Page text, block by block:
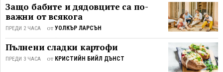
Защо бабите и дядовците са по-
важни от всякога
ПРЕДИ 2 ЧАСА от УОЛКЪР ЛАРСЪН
Пълнени сладки картофи
ПРЕДИ 3 ЧАСА от КРИСТИЙН БИЙЛ ДЪНСТ